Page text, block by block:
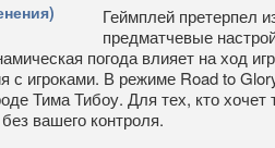
Геймплей претерпел
предматчевые
погода влияет на ход
с игроками. В режиме Road to
Тима Тибоу. Для тех, кто хочет
вашего контроля.